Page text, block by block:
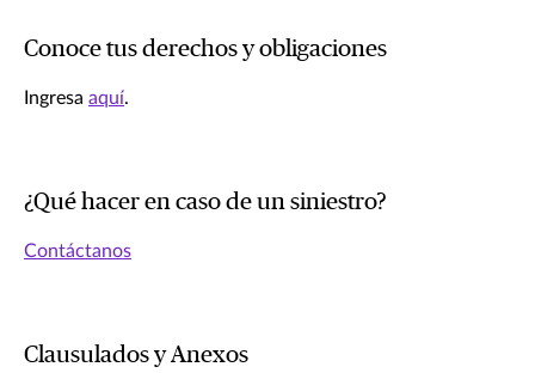
Conoce tus derechos y obligaciones
Ingresa aquí.
¿Qué hacer en caso de un siniestro?
Contáctanos
Clausulados y Anexos